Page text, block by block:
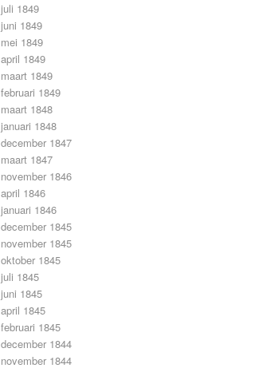
juli 1849
juni 1849
mei 1849
april 1849
maart 1849
februari 1849
maart 1848
januari 1848
december 1847
maart 1847
november 1846
april 1846
januari 1846
december 1845
november 1845
oktober 1845
juli 1845
juni 1845
april 1845
februari 1845
december 1844
november 1844